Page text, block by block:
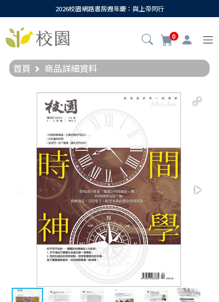
2026校園網路書房週年慶：與上帝同行
0
首頁 商品詳細資料